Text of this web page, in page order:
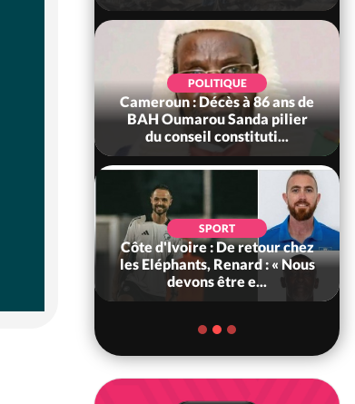
POLITIQUE
Cameroun : Décès à 86 ans de
BAH Oumarou Sanda pilier
du conseil constituti...
SPORT
Côte d'Ivoire : De retour chez
les Eléphants, Renard : « Nous
devons être e...